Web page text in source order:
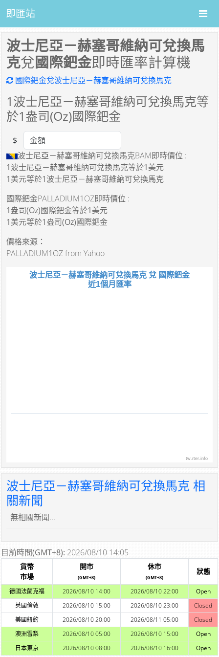
即匯站
波士尼亞－赫塞哥維納可兌換馬
克兌國際鈀金即時匯率計算機
國際鈀金兌波士尼亞－赫塞哥維納可兌換馬克
1波士尼亞－赫塞哥維納可兌換馬克等
於1盎司(Oz)國際鈀金
Amount
$
波士尼亞－赫塞哥維納可兌換馬克BAM即時價位 :
1波士尼亞－赫塞哥維納可兌換馬克等於1美元
1美元等於1波士尼亞－赫塞哥維納可兌換馬克
國際鈀金PALLADIUM1OZ即時價位 :
1盎司(Oz)國際鈀金等於1美元
1美元等於1盎司(Oz)國際鈀金
價格來源：
PALLADIUM1OZ from Yahoo
波士尼亞－赫塞哥維納可兌換馬克 兌 國際鈀金
近1個月匯率
tw.rter.info
波士尼亞－赫塞哥維納可兌換馬克 相
關新聞
無相關新聞...
目前時間(GMT+8): 2026/08/10 14:05
貨幣
市場
開市
(GMT+8)
休市
(GMT+8)
狀態
德國法蘭克福 2026/08/10 14:00 2026/08/10 22:00
Open
英國倫敦
2026/08/10 15:00 2026/08/10 23:00
Closed
美國紐約
2026/08/10 20:00 2026/08/11 05:00
Closed
澳洲雪梨
2026/08/10 05:00 2026/08/10 15:00
Open
日本東京
2026/08/10 08:00 2026/08/10 16:00 Open